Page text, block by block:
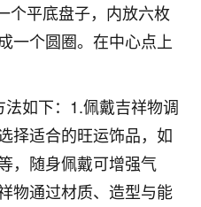
个平底盘子，内放六枚
一个圆圈。在中心点上
如下：1.佩戴吉祥物调
择适合的旺运饰品，如
，随身佩戴可增强气
物通过材质、造型与能
32
殃殃的，去检查又没什么大
中医西医看遍了，找不到问
推荐慧来老师，跟老师聊过
听老师建议，处理了一些因
比以前好多，主要是心情好
在深有体会了。